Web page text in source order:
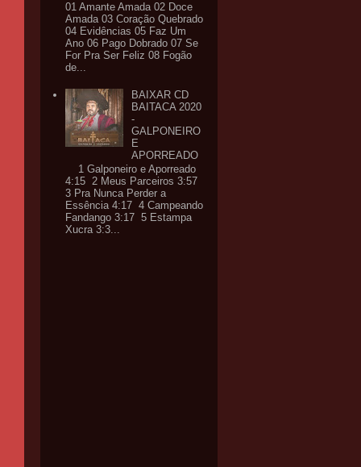
01 Amante Amada 02 Doce
Amada 03 Coração Quebrado
04 Evidências 05 Faz Um
Ano 06 Pago Dobrado 07 Se
For Pra Ser Feliz 08 Fogão
de...
BAIXAR CD
BAITACA 2020
-
GALPONEIRO
E
APORREADO
1 Galponeiro e Aporreado
4:15 2 Meus Parceiros 3:57
3 Pra Nunca Perder a
Essência 4:17 4 Campeando
Fandango 3:17 5 Estampa
Xucra 3:3...